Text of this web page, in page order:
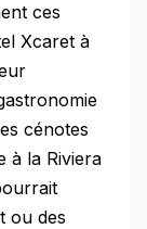
ces
Xcaret à
cénotes
à la Riviera
ou des